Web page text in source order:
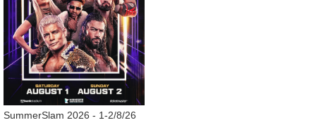
SummerSlam 2026 - 1-2/8/26